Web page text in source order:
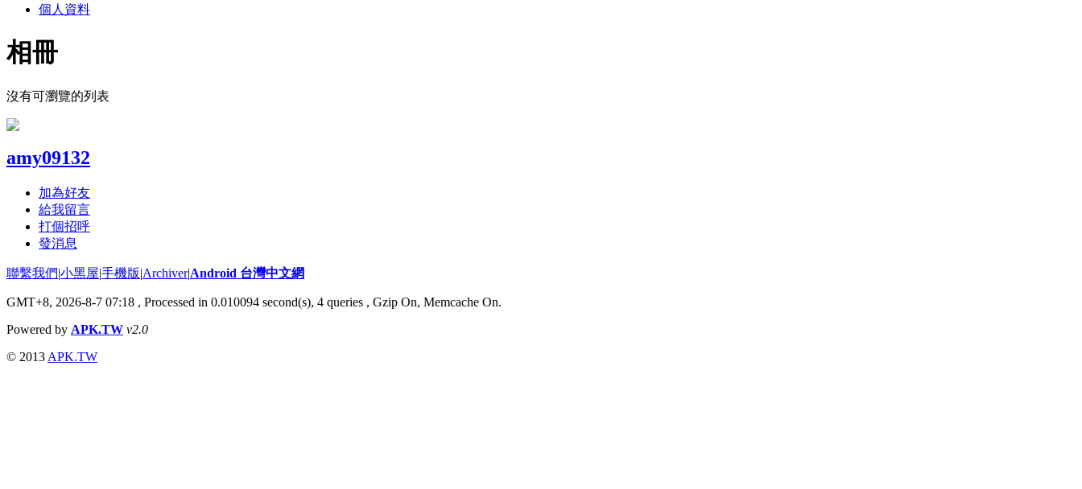
個人資料
相冊
沒有可瀏覽的列表
amy09132
加為好友
給我留言
打個招呼
發消息
聯繫我們|小黑屋|手機版|Archiver|Android 台灣中文網
GMT+8, 2026-8-7 07:18 , Processed in 0.010094 second(s), 4 queries , Gzip On, Memcache On.
Powered by APK.TW v2.0
© 2013 APK.TW